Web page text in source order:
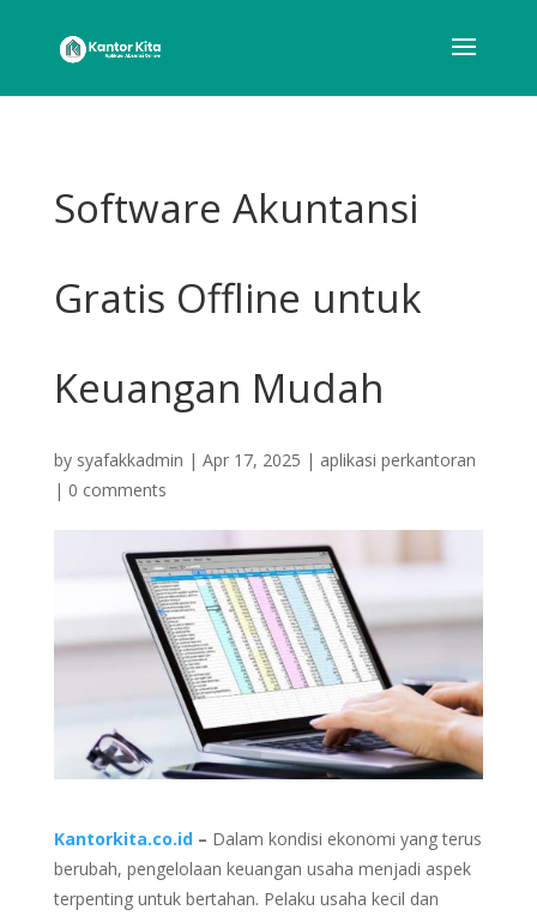
Software Akuntansi
Gratis Offline untuk
Keuangan Mudah
by syafakkadmin | Apr 17, 2025 | aplikasi perkantoran
| 0 comments
Kantorkita.co.id – Dalam kondisi ekonomi yang terus
berubah, pengelolaan keuangan usaha menjadi aspek
terpenting untuk bertahan. Pelaku usaha kecil dan